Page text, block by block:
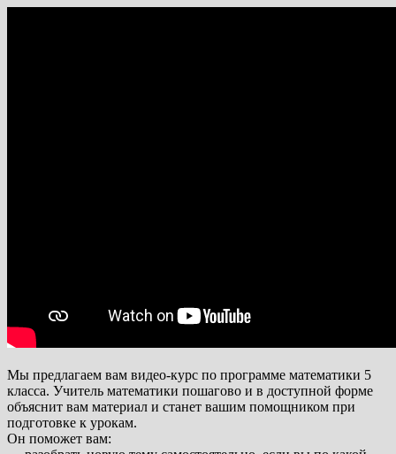
Мы предлагаем вам видео-курс по программе математики 5
класса. Учитель математики пошагово и в доступной форме
объяснит вам материал и станет вашим помощником при
подготовке к урокам.
Он поможет вам: